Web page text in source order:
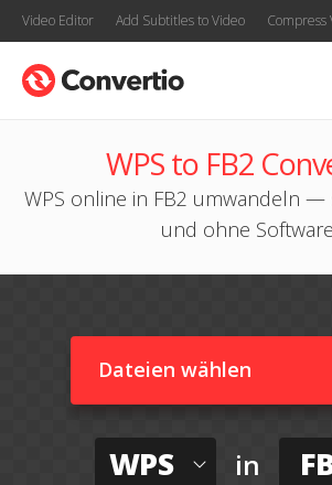
Video Editor Add Subtitles to Video Compress
WPS to FB2
WPS online in FB2 umwandeln —
und ohne Software
Dateien wählen
WPS in